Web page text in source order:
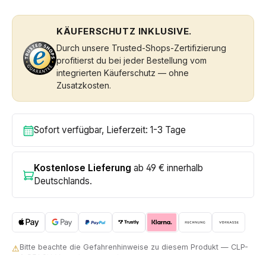
KÄUFERSCHUTZ INKLUSIVE.
Durch unsere Trusted-Shops-Zertifizierung
profitierst du bei jeder Bestellung vom
integrierten Käuferschutz — ohne
Zusatzkosten.
Sofort verfügbar, Lieferzeit: 1-3 Tage
Kostenlose Lieferung ab 49 € innerhalb
Deutschlands.
⚠Bitte beachte die Gefahrenhinweise zu diesem Produkt — CLP-